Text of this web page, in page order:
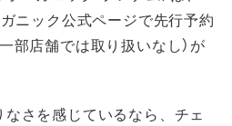
ガニック公式ページで先行予約
部店舗では取り扱いなし）が
さを感じているなら、チェ